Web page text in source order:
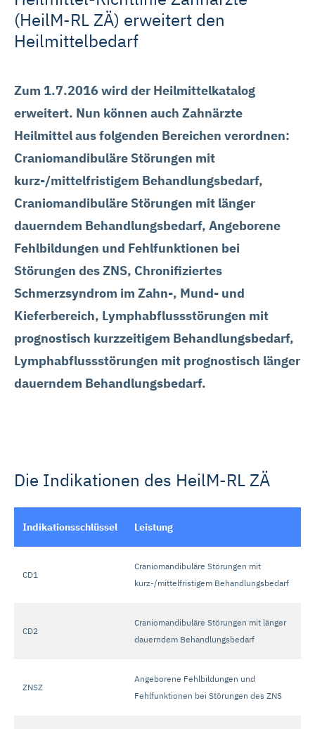
(HeilM-RL ZÄ) erweitert den
Heilmittelbedarf
Zum 1.7.2016 wird der Heilmittelkatalog
erweitert. Nun können auch Zahnärzte
Heilmittel aus folgenden Bereichen verordnen:
Craniomandibuläre Störungen mit
kurz-/mittelfristigem Behandlungsbedarf,
Craniomandibuläre Störungen mit länger
dauerndem Behandlungsbedarf, Angeborene
Fehlbildungen und Fehlfunktionen bei
Störungen des ZNS, Chronifiziertes
Schmerzsyndrom im Zahn-, Mund- und
Kieferbereich, Lymphabflussstörungen mit
prognostisch kurzzeitigem Behandlungsbedarf,
Lymphabflussstörungen mit prognostisch länger
dauerndem Behandlungsbedarf.
Die Indikationen des HeilM-RL ZÄ
Indikationsschlüssel Leistung
CD1
Craniomandibuläre Störungen mit
kurz-/mittelfristigem Behandlungsbedarf
CD2
Craniomandibuläre Störungen mit länger
dauerndem Behandlungsbedarf
ZNSZ
Angeborene Fehlbildungen und
Fehlfunktionen bei Störungen des ZNS